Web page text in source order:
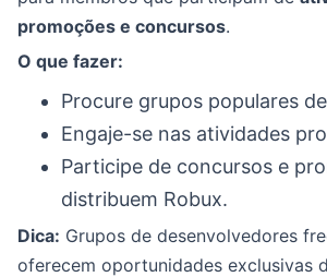
promoções e concursos.
O que fazer:
Procure grupos populares
Engaje-se nas atividades
Participe de concursos e
distribuem Robux.
Dica: Grupos de desenvolvedores
oferecem oportunidades exclusivas